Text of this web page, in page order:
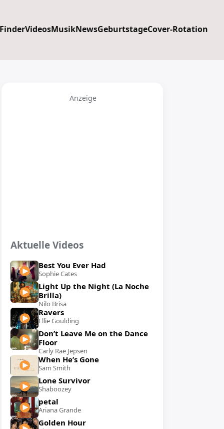
VideosMusikNewsGeburtstageCover-Rotation
Anzeige
Aktuelle Videos
Best You Ever Had
Sophie Cates
Light Up the Night (La Noche
Brilla)
Nilo Brisa
Ravers
Ellie Goulding
Don’t Leave Me on the Dance
Floor
Carly Rae Jepsen
When He’s Gone
Sam Smith
Lone Survivor
Shaboozey
petal
Ariana Grande
Golden Hour